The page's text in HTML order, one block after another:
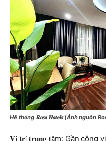
Hệ thống 𝐑𝐨𝐬𝐚 𝐇𝐨𝐭𝐞𝐥𝐬 (Ảnh nguồn
𝐕𝐢̣ 𝐭𝐫𝐢́ 𝐭𝐫𝐮𝐧𝐠 𝐭âm: Gần